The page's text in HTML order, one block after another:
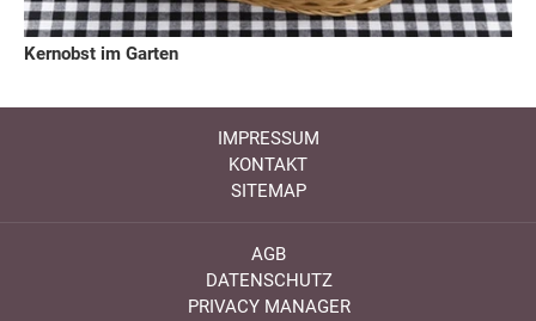
Kernobst im Garten
IMPRESSUM
KONTAKT
SITEMAP
AGB
DATENSCHUTZ
PRIVACY MANAGER